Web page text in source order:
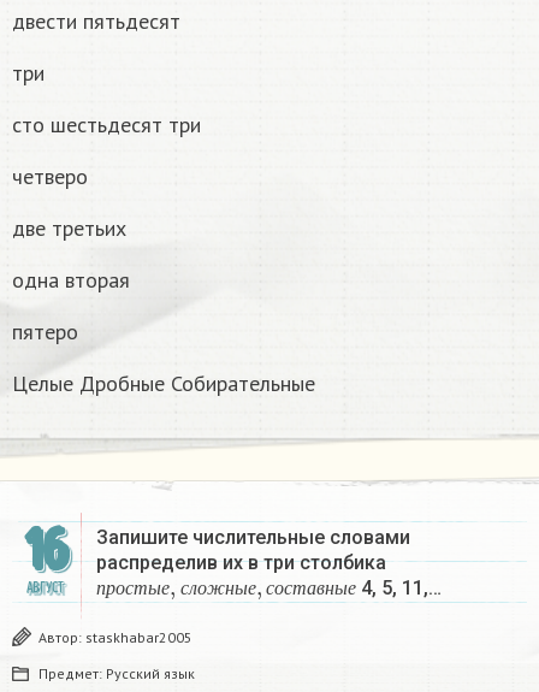
двести пятьдесят
три
сто шестьдесят три
четверо
две третьих
одна вторая
пятеро
Целые Дробные Собирательные
16
АВГУСТ
Запишите числительные словами
распределив их в три столбика
пр о с т ы е сл о ж н ы е с о с т а в н ы е
простые,сл ожн ые составны е
4, 5, 11,…
Автор: staskhabar2005
Предмет: Русский язык